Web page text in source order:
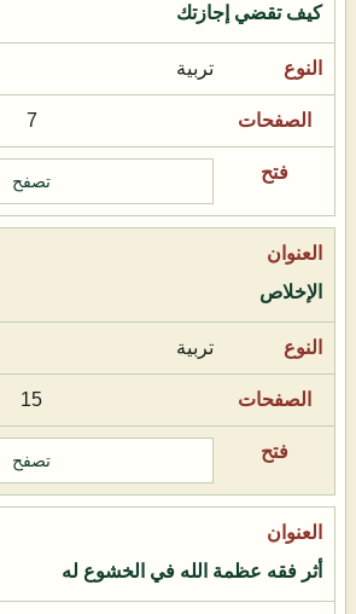
كيف تقضي إجازتك
تربية
7
تصفح
الإخلاص
تربية
15
تصفح
أثر فقه عظمة الله في الخشوع له